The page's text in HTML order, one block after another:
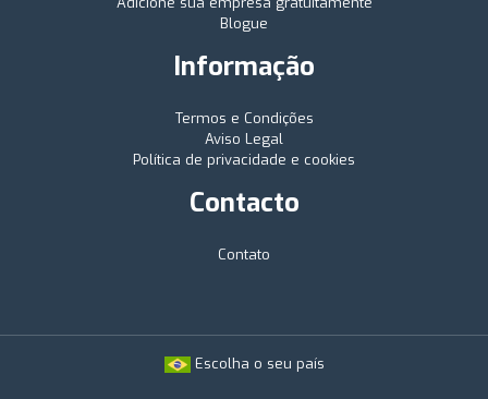
Blogue
Informação
Termos e Condições
Aviso Legal
Política de privacidade e cookies
Contacto
Contato
Escolha o seu país